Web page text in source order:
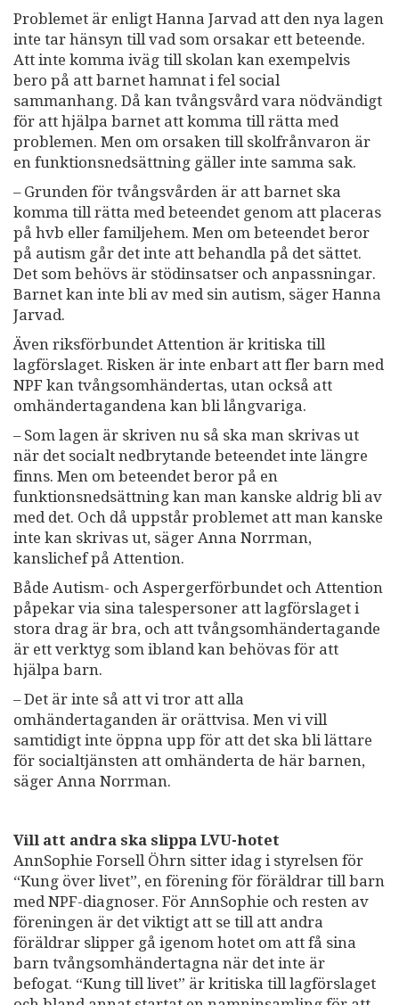
Problemet är enligt Hanna Jarvad att den nya lagen
inte tar hänsyn till vad som orsakar ett beteende.
Att inte komma iväg till skolan kan exempelvis
bero på att barnet hamnat i fel social
sammanhang. Då kan tvångsvård vara nödvändigt
för att hjälpa barnet att komma till rätta med
problemen. Men om orsaken till skolfrånvaron är
en funktionsnedsättning gäller inte samma sak.
– Grunden för tvångsvården är att barnet ska
komma till rätta med beteendet genom att placeras
på hvb eller familjehem. Men om beteendet beror
på autism går det inte att behandla på det sättet.
Det som behövs är stödinsatser och anpassningar.
Barnet kan inte bli av med sin autism, säger Hanna
Jarvad.
Även riksförbundet Attention är kritiska till
lagförslaget. Risken är inte enbart att fler barn med
NPF kan tvångsomhändertas, utan också att
omhändertagandena kan bli långvariga.
– Som lagen är skriven nu så ska man skrivas ut
när det socialt nedbrytande beteendet inte längre
finns. Men om beteendet beror på en
funktionsnedsättning kan man kanske aldrig bli av
med det. Och då uppstår problemet att man kanske
inte kan skrivas ut, säger Anna Norrman,
kanslichef på Attention.
Både Autism- och Aspergerförbundet och Attention
påpekar via sina talespersoner att lagförslaget i
stora drag är bra, och att tvångsomhändertagande
är ett verktyg som ibland kan behövas för att
hjälpa barn.
– Det är inte så att vi tror att alla
omhändertaganden är orättvisa. Men vi vill
samtidigt inte öppna upp för att det ska bli lättare
för socialtjänsten att omhänderta de här barnen,
säger Anna Norrman.
Vill att andra ska slippa LVU-hotet
AnnSophie Forsell Öhrn sitter idag i styrelsen för
“Kung över livet”, en förening för föräldrar till barn
med NPF-diagnoser. För AnnSophie och resten av
föreningen är det viktigt att se till att andra
föräldrar slipper gå igenom hotet om att få sina
barn tvångsomhändertagna när det inte är
befogat. “Kung till livet” är kritiska till lagförslaget